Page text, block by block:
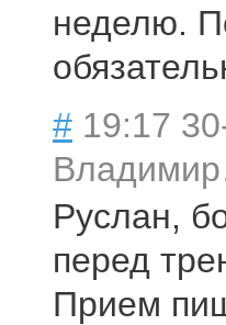
неделю.
# 19:17
Руслан,
перед
Прием